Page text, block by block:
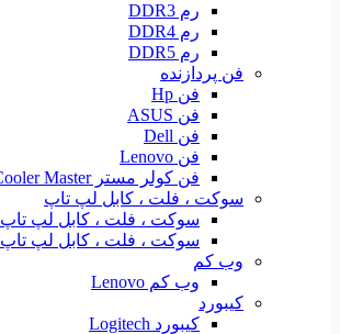
رم DDR3
رم DDR4
رم DDR5
فن پردازنده
فن Hp
فن ASUS
فن Dell
فن Lenovo
فن کولر مستر Cooler Master
سوکت ، فلت ، کابل لپ تاپ
سوکت ، فلت ، کابل لپ تاپ Dell
سوکت ، فلت ، کابل لپ تاپ Lenovo
وب کم
وب کم Lenovo
کیبورد
کیبورد Logitech